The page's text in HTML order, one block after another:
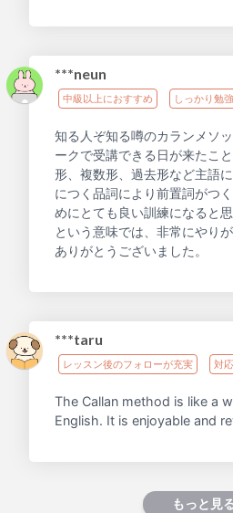
***neun
中級以上におすすめ しっかり勉
知る人ぞ知る噂のカランメソ
ークで受講できる日が来たこ
形、複数形、過去形など主語
につく品詞により前置詞がつ
めにとても良い訓練になると
という意味では、非常にやり
ありがとうございました。
***taru
レッスン後のフォローが充実 対
The Callan method is like a
English. It is enjoyable and
もっと見